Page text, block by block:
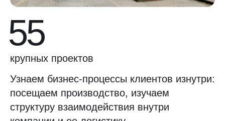
55
крупных проектов
Узнаем бизнес-процессы клиентов изнутри:
посещаем производство, изучаем
структуру взаимодействия внутри